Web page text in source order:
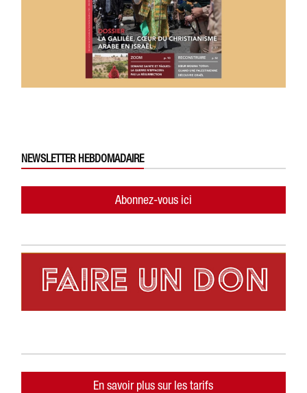
NEWSLETTER HEBDOMADAIRE
Abonnez-vous ici
En savoir plus sur les tarifs